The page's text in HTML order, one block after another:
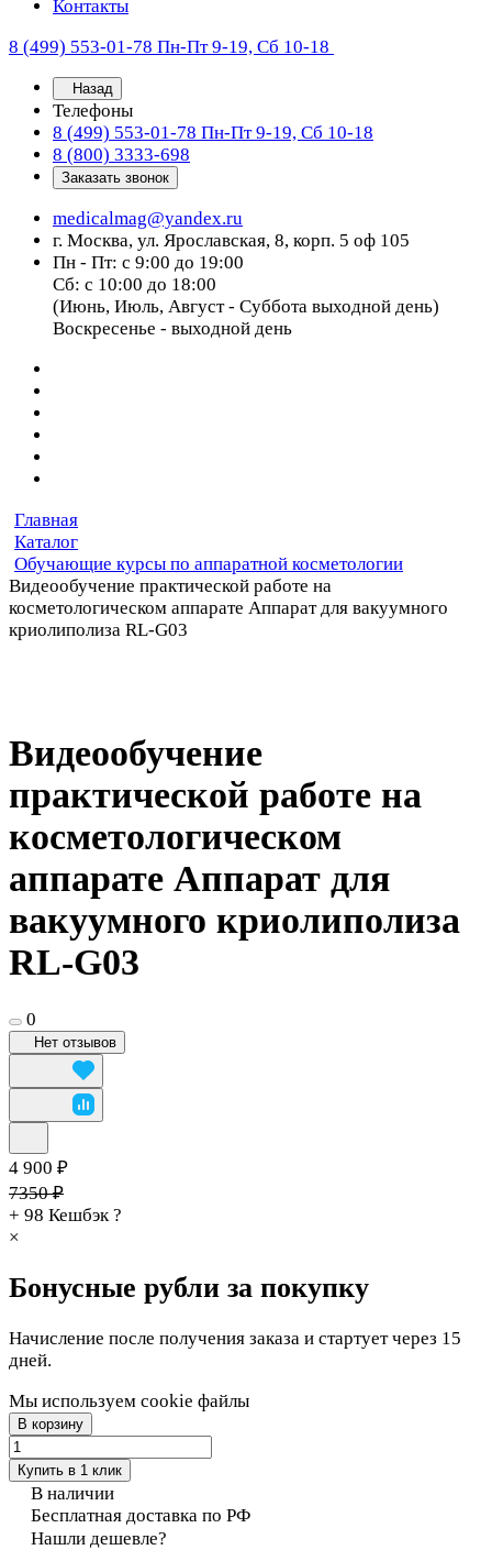
Контакты
8 (499) 553-01-78 Пн-Пт 9-19, Сб 10-18
Назад
Телефоны
8 (499) 553-01-78 Пн-Пт 9-19, Сб 10-18
8 (800) 3333-698
Заказать звонок
medicalmag@yandex.ru
г. Москва, ул. Ярославская, 8, корп. 5 оф 105
Пн - Пт: с 9:00 до 19:00
Сб: с 10:00 до 18:00
(Июнь, Июль, Август - Суббота выходной день)
Воскресенье - выходной день
Главная
Каталог
Обучающие курсы по аппаратной косметологии
Видеообучение практической работе на
косметологическом аппарате Аппарат для вакуумного
криолиполиза RL-G03
Видеообучение
практической работе на
косметологическом
аппарате Аппарат для
вакуумного криолиполиза
RL-G03
0
Нет отзывов
4 900 ₽
7350 ₽
+ 98 Кешбэк ?
×
Бонусные рубли за покупку
Начисление после получения заказа и стартует через 15
дней.
Мы используем cookie файлы
В корзину
Купить в 1 клик
В наличии
Бесплатная доставка по РФ
Нашли дешевле?